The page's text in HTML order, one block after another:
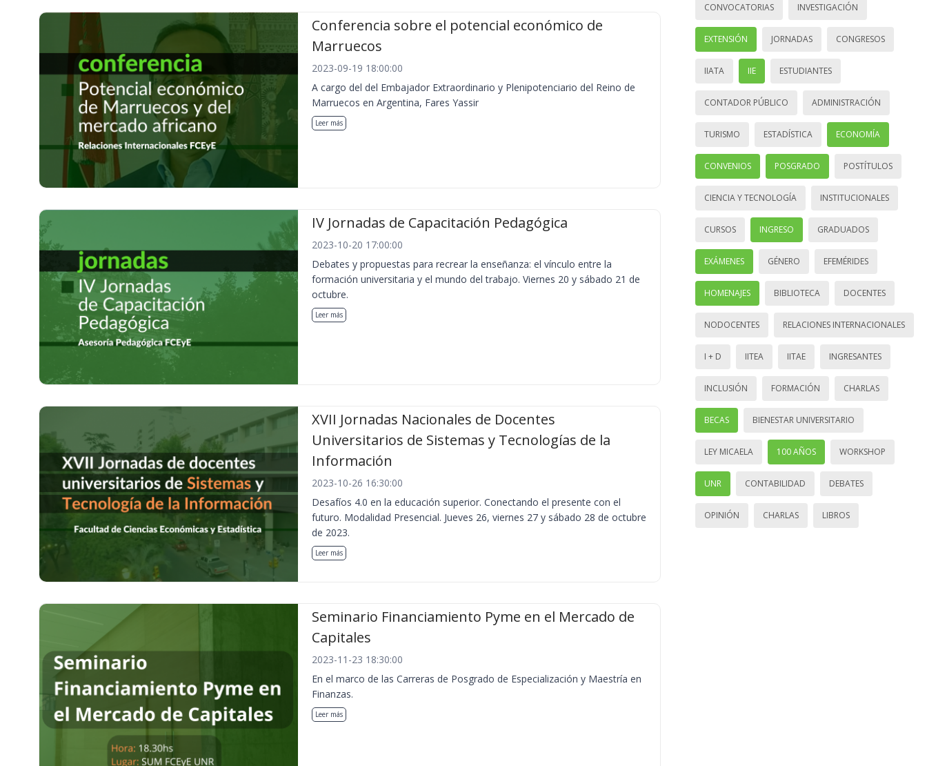
Conferencia sobre el potencial económico de
Marruecos
2023-09-19 18:00:00
A cargo del del Embajador Extraordinario y Plenipotenciario del Reino de
Marruecos en Argentina, Fares Yassir
Leer más
IV Jornadas de Capacitación Pedagógica
2023-10-20 17:00:00
Debates y propuestas para recrear la enseñanza: el vínculo entre la
formación universitaria y el mundo del trabajo. Viernes 20 y sábado 21 de
octubre.
Leer más
XVII Jornadas Nacionales de Docentes
Universitarios de Sistemas y Tecnologías de la
Información
2023-10-26 16:30:00
Desafíos 4.0 en la educación superior. Conectando el presente con el
futuro. Modalidad Presencial. Jueves 26, viernes 27 y sábado 28 de octubre
de 2023.
Leer más
Seminario Financiamiento Pyme en el Mercado de
Capitales
2023-11-23 18:30:00
En el marco de las Carreras de Posgrado de Especialización y Maestría en
Finanzas.
Leer más
CONVOCATORIAS INVESTIGACIÓN
EXTENSIÓN JORNADAS CONGRESOS
IIATA IIE ESTUDIANTES
CONTADOR PÚBLICO ADMINISTRACIÓN
TURISMO ESTADÍSTICA ECONOMÍA
CONVENIOS POSGRADO POSTÍTULOS
CIENCIA Y TECNOLOGÍA INSTITUCIONALES
CURSOS INGRESO GRADUADOS
EXÁMENES GÉNERO EFEMÉRIDES
HOMENAJES BIBLIOTECA DOCENTES
NODOCENTES RELACIONES INTERNACIONALES
I + D IITEA IITAE INGRESANTES
INCLUSIÓN FORMACIÓN CHARLAS
BECAS BIENESTAR UNIVERSITARIO
LEY MICAELA 100 AÑOS WORKSHOP
UNR CONTABILIDAD DEBATES
OPINIÓN CHARLAS LIBROS